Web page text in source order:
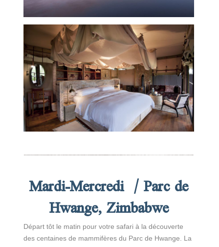
Mardi-Mercredi / Parc de
Hwange, Zimbabwe
Départ tôt le matin pour votre safari à la découverte
des centaines de mammifères du Parc de Hwange. La